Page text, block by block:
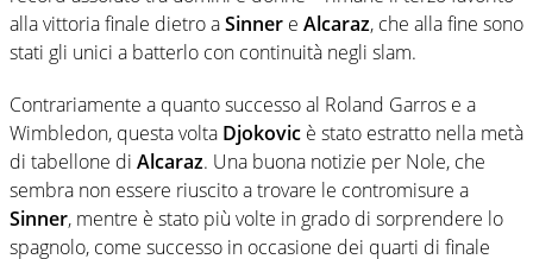
alla vittoria finale dietro aSinner e Alcaraz, che alla fine sono
stati gli unici a batterlo con continuità negli slam.
Contrariamente a quanto successo al Roland Garros e a
Wimbledon, questa volta Djokovic è stato estratto nella metà
di tabellone di Alcaraz. Una buona notizie per Nole, che
sembra non essere riuscito a trovare le contromisure a
Sinner, mentre è stato più volte in grado di sorprendere lo
spagnolo, come successo in occasione dei quarti di finale